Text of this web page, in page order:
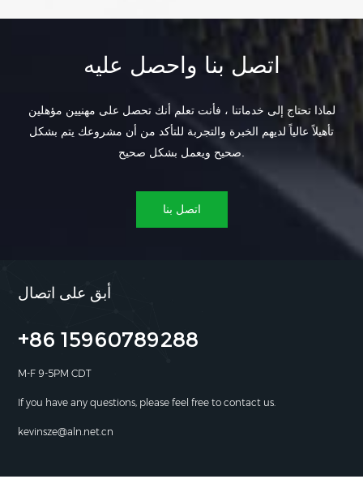
اتصل بنا واحصل عليه
لماذا تحتاج إلى خدماتنا ، فأنت تعلم أنك تحصل على مهنيين مؤهلين
تأهيلاً عالياً لديهم الخبرة والتجربة للتأكد من أن مشروعك يتم بشكل
صحيح ويعمل بشكل صحيح.
اتصل بنا
أبق على اتصال
+86 15960789288
M-F 9-5PM CDT
If you have any questions, please feel free to contact us.
kevinsze@aln.net.cn